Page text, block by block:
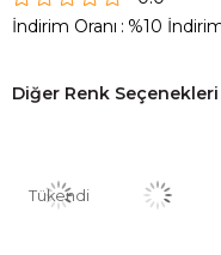
İndirim Oranı : %10
Diğer Renk Seçenekleri
Tükendi